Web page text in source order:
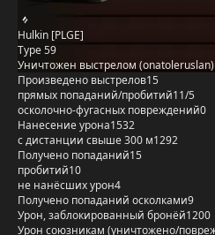
Hulkin [PLGE]
Type 59
Уничтожен выстрелом (onatoleruslan)
Произведено выстрелов15
прямых попаданий/пробитий11/5
осколочно-фугасных повреждений0
Нанесение урона1532
с дистанции свыше 300 м1292
Получено попаданий15
пробитий10
не нанёсших урон4
Получено попаданий осколками9
Урон, заблокированный бронёй1200
Урон союзникам (уничтожено/